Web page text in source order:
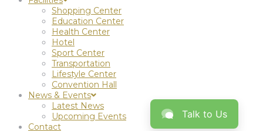
Shopping Center
Education Center
Health Center
Hotel
Sport Center
Transportation
Lifestyle Center
Convention Hall
News & Events
Latest News
Upcoming Events
Contact
Talk to Us